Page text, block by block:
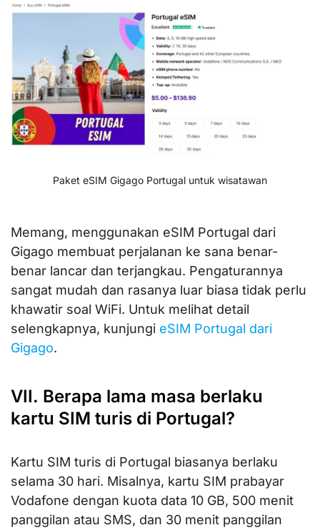
Paket eSIM Gigago Portugal untuk wisatawan
Memang, menggunakan eSIM Portugal dari
Gigago membuat perjalanan ke sana benar-
benar lancar dan terjangkau. Pengaturannya
sangat mudah dan rasanya luar biasa tidak perlu
khawatir soal WiFi. Untuk melihat detail
selengkapnya, kunjungi eSIM Portugal dari
Gigago.
VII. Berapa lama masa berlaku
kartu SIM turis di Portugal?
Kartu SIM turis di Portugal biasanya berlaku
selama 30 hari. Misalnya, kartu SIM prabayar
Vodafone dengan kuota data 10 GB, 500 menit
panggilan atau SMS, dan 30 menit panggilan